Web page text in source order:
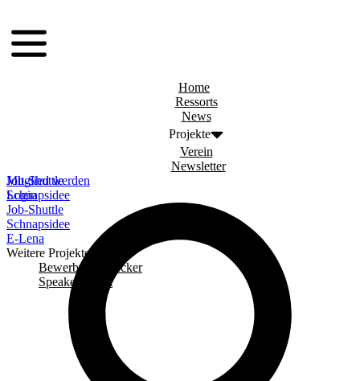
Inhalt
springen
Home
Ressorts
News
Projekte
Job-Shuttle
Schnapsidee
Job-Shuttle
Schnapsidee
E-Lena
Weitere Projekte
Bewerbungschecker
Speaker Event
Verein
Newsletter
Mitglied werden
Login